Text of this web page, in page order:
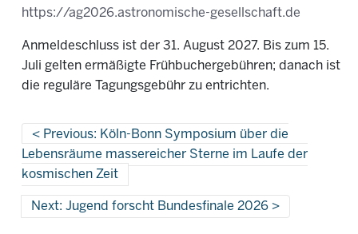
https://ag2026.astronomische-gesellschaft.de
Anmeldeschluss ist der 31. August 2027. Bis zum 15.
Juli gelten ermäßigte Frühbuchergebühren; danach ist
die reguläre Tagungsgebühr zu entrichten.
Previous: Köln-Bonn Symposium über die
Lebensräume massereicher Sterne im Laufe der
kosmischen Zeit
Next: Jugend forscht Bundesfinale 2026